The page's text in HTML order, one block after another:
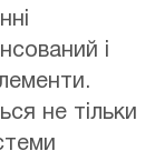
і
не тільки